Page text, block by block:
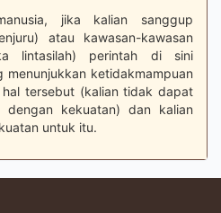
jika kalian sanggup
atau kawasan-kawasan
lintasilah) perintah di sini
menunjukkan ketidakmampuan
tersebut (kalian tidak dapat
dengan kekuatan) dan kalian
untuk itu.